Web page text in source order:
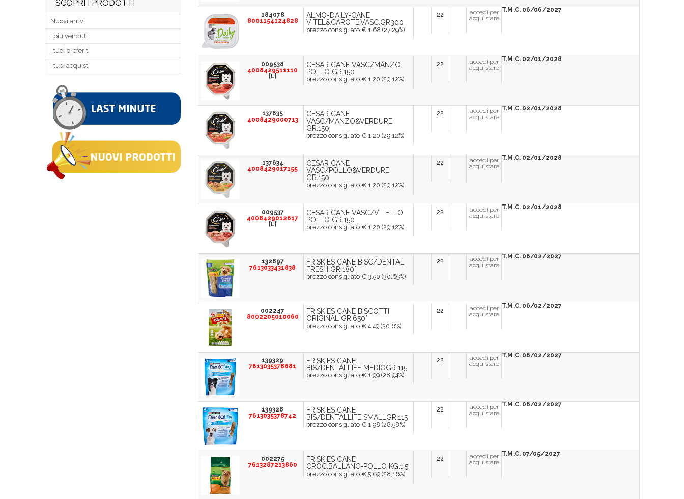
SCOPRI I PRODOTTI
Nuovi arrivi
I più venduti
I tuoi preferiti
I tuoi acquisti
184078
8001154124828
ALMO-DAILY-CANE
VITEL&CAROTE.VASC.GR300
prezzo consigliato € 1.68 (27.29%)
22
accedi per
acquistare
T.M.C. 06/06/2027
009538
4008429511110
[L]
CESAR CANE VASC/MANZO
POLLO GR.150
prezzo consigliato € 1.20 (29.12%)
22
accedi per
acquistare
T.M.C. 02/01/2028
137635
4008429000713
CESAR CANE
VASC/MANZO&VERDURE
GR.150
prezzo consigliato € 1.20 (29.12%)
22
accedi per
acquistare
T.M.C. 02/01/2028
137634
4008429017155
CESAR CANE
VASC/POLLO&VERDURE
GR.150
prezzo consigliato € 1.20 (29.12%)
22
accedi per
acquistare
T.M.C. 02/01/2028
009537
4008429012617
[L]
CESAR CANE VASC/VITELLO
POLLO GR.150
prezzo consigliato € 1.20 (29.12%)
22
accedi per
acquistare
T.M.C. 02/01/2028
132897
7613033431838
FRISKIES CANE BISC/DENTAL
FRESH GR.180*
prezzo consigliato € 3.50 (30.69%)
22
accedi per
acquistare
T.M.C. 06/02/2027
002247
8002205010060
FRISKIES CANE BISCOTTI
ORIGINAL GR.650*
prezzo consigliato € 4.49 (30.6%)
22
accedi per
acquistare
T.M.C. 06/02/2027
139329
7613035378681
FRISKIES CANE
BIS/DENTALLIFE MEDIOGR.115
prezzo consigliato € 1.99 (28.94%)
22
accedi per
acquistare
T.M.C. 06/02/2027
139328
7613035378742
FRISKIES CANE
BIS/DENTALLIFE SMALLGR.115
prezzo consigliato € 1.98 (28.58%)
22
accedi per
acquistare
T.M.C. 06/02/2027
002275
7613287213860
FRISKIES CANE
CROC.BALLANC-POLLO KG.1,5
prezzo consigliato € 5.69 (28.16%)
22
accedi per
acquistare
T.M.C. 07/05/2027